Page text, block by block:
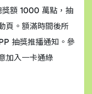
額 1000 萬點，抽
頁。額滿時間後所
抽獎推播通知。參
加入一卡通綠